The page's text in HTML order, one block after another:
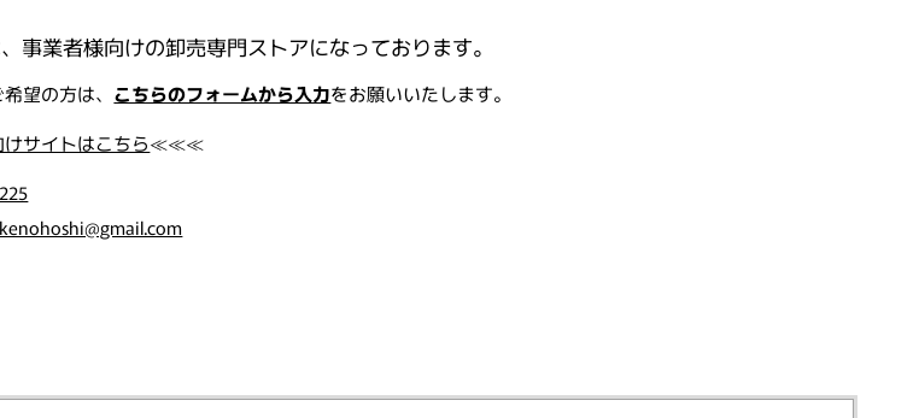
事業者様向けの卸売専門ストアになっております。
望の方は、 こちらのフォームから入力をお願いいたします。
サイトはこちら≪≪≪